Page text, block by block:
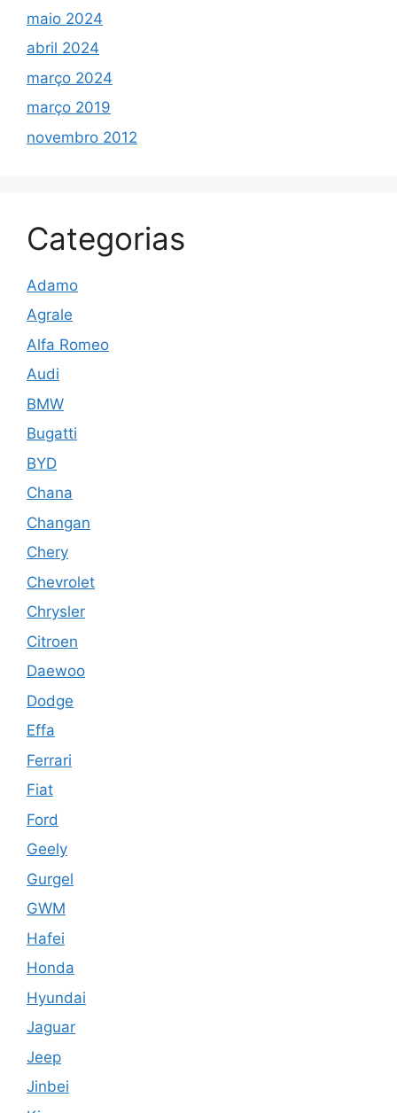
maio 2024
abril 2024
março 2024
março 2019
novembro 2012
Categorias
Adamo
Agrale
Alfa Romeo
Audi
BMW
Bugatti
BYD
Chana
Changan
Chery
Chevrolet
Chrysler
Citroen
Daewoo
Dodge
Effa
Ferrari
Fiat
Ford
Geely
Gurgel
GWM
Hafei
Honda
Hyundai
Jaguar
Jeep
Jinbei